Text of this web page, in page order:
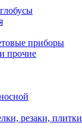
приборы
прочие
резаки, плитки